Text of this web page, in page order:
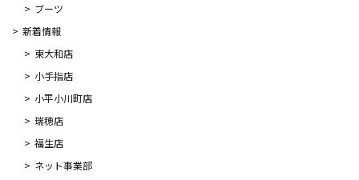
ブーツ
新着情報
東大和店
小手指店
小平小川町店
瑞穂店
福生店
ネット事業部